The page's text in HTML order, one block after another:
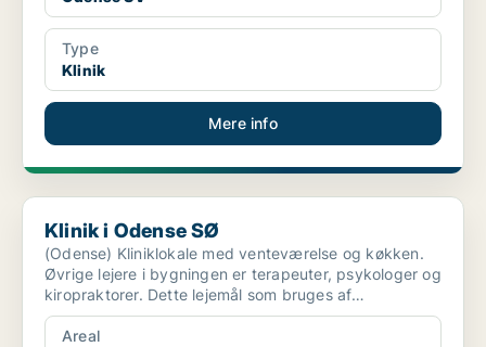
Type
Klinik
Mere info
Klinik i Odense SØ
Klinik i Odense SØ
(Odense) Kliniklokale med venteværelse og køkken.
Øvrige lejere i bygningen er terapeuter, psykologer og
kiropraktorer. Dette lejemål som bruges af
psykotera...
Areal